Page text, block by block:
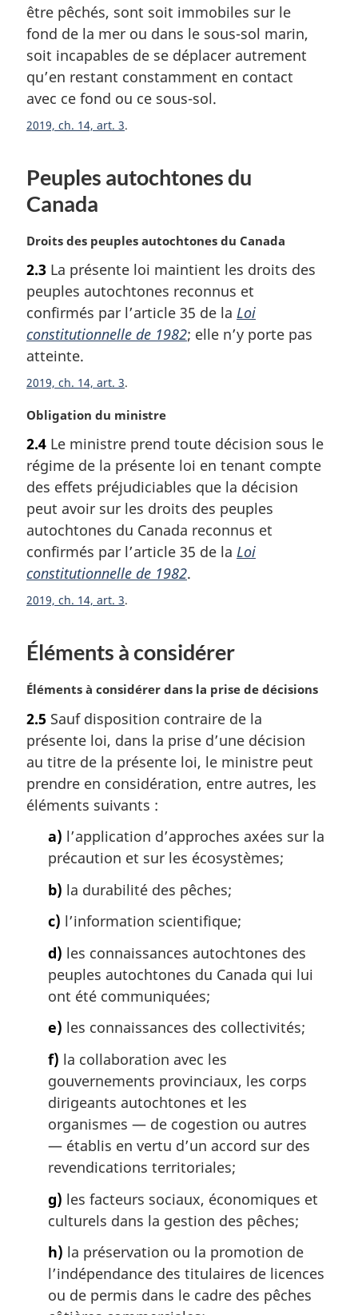
a
r
g
i
n
a
e
être pêchés, sont soit immobiles sur le
fond de la mer ou dans le sous-sol marin,
soit incapables de se déplacer autrement
qu’en restant constamment en contact
avec ce fond ou ce sous-sol.
2019, ch. 14, art. 3
Peuples autochtones du
Canada
N
t
e
m
a
r
g
i
a
e
:
Droits des peuples autochtones du Canada
2.3 La présente loi maintient les droits des
peuples autochtones reconnus et
confirmés par l’article 35 de la Loi
constitutionnelle de 1982; elle n’y porte pas
atteinte.
2019, ch. 14, art. 3
N
t
e
m
a
r
g
i
n
l
:
Obligation du ministre
2.4 Le ministre prend toute décision sous le
régime de la présente loi en tenant compte
des effets préjudiciables que la décision
peut avoir sur les droits des peuples
autochtones du Canada reconnus et
confirmés par l’article 35 de la Loi
constitutionnelle de 1982.
2019, ch. 14, art. 3
Éléments à considérer
N
t
e
m
r
g
Éléments à considérer dans la prise de décisions
2.5 Sauf disposition contraire de la
présente loi, dans la prise d’une décision
au titre de la présente loi, le ministre peut
prendre en considération, entre autres, les
éléments suivants :
a) l’application d’approches axées sur la
précaution et sur les écosystèmes;
b) la durabilité des pêches;
c) l’information scientifique;
d) les connaissances autochtones des
peuples autochtones du Canada qui lui
ont été communiquées;
e) les connaissances des collectivités;
f) la collaboration avec les
gouvernements provinciaux, les corps
dirigeants autochtones et les
organismes — de cogestion ou autres
— établis en vertu d’un accord sur des
revendications territoriales;
g) les facteurs sociaux, économiques et
culturels dans la gestion des pêches;
h) la préservation ou la promotion de
l’indépendance des titulaires de licences
ou de permis dans le cadre des pêches